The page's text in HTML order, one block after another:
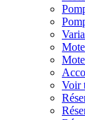
Voir